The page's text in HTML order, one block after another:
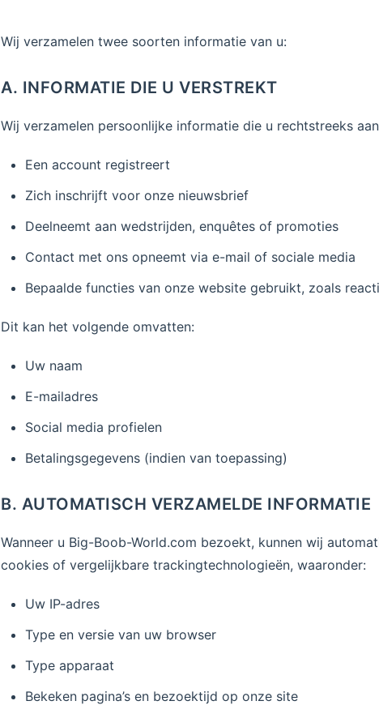
Wij verzamelen twee soorten informatie van u:
A. INFORMATIE DIE U VERSTREKT
Wij verzamelen persoonlijke informatie die u rechtstreeks
Een account registreert
Zich inschrijft voor onze nieuwsbrief
Deelneemt aan wedstrijden, enquêtes of promoties
Contact met ons opneemt via e-mail of sociale media
Bepaalde functies van onze website gebruikt, zoals
Dit kan het volgende omvatten:
Uw naam
E-mailadres
Social media profielen
Betalingsgegevens (indien van toepassing)
B. AUTOMATISCH VERZAMELDE INFORMATIE
Wanneer u Big-Boob-World.com bezoekt, kunnen wij
cookies of vergelijkbare trackingtechnologieën, waaronder:
Uw IP-adres
Type en versie van uw browser
Type apparaat
Bekeken pagina’s en bezoektijd op onze site